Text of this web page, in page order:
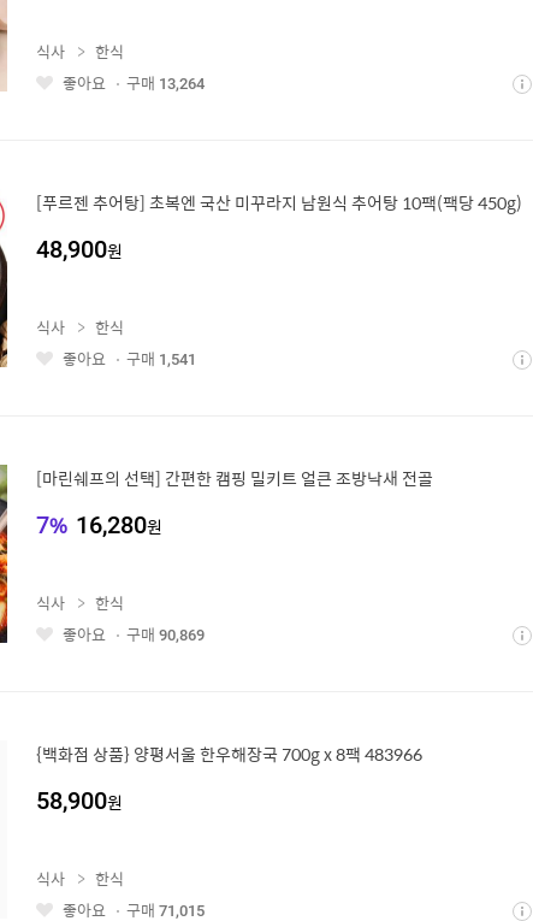
좋 상
식사
한식
좋아요
구매 13,264
[푸르젠 추어탕] 초복엔 국산 미꾸라지 남원식 추어탕 10팩(팩당 450g)
48,900원
좋 상
식사
한식
좋아요
구매 1,541
[마린쉐프의 선택] 간편한 캠핑 밀키트 얼큰 조방낙새 전골
7% 16,280원
좋 상
식사
한식
좋아요
구매 90,869
{백화점 상품} 양평서울 한우해장국 700g x 8팩 483966
58,900원
식사
한식
좋아요
구매 71,015